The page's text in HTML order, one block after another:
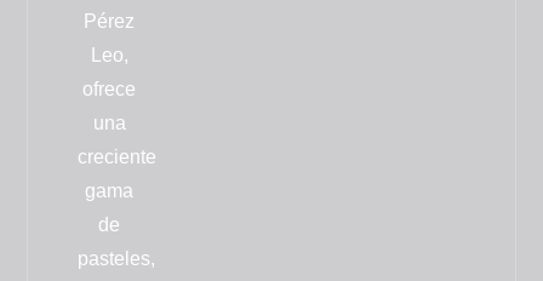
Pérez
Leo,
ofrece
una
creciente
gama
de
pasteles,